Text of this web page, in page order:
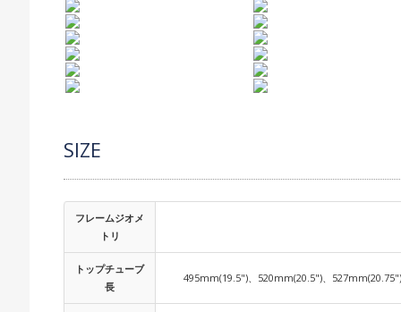
SIZE
フレームジオメ
トリ
トップチューブ
長
495mm(19.5")、520mm(20.5")、